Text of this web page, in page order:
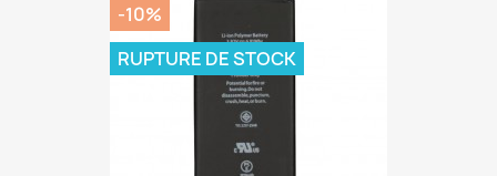
-10%
RUPTURE DE STOCK